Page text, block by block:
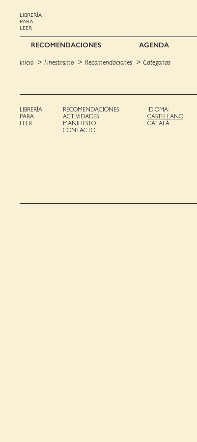
LIBRERÍA
PARA
LEER
RECOMENDACIONES AGENDA
Inicio Finestrismo Recomendaciones Categorías
LIBRERÍA
PARA
LEER
RECOMENDACIONES
ACTIVIDADES
MANIFIESTO
CONTACTO
IDIOMA:
CASTELLANO
CATALÀ